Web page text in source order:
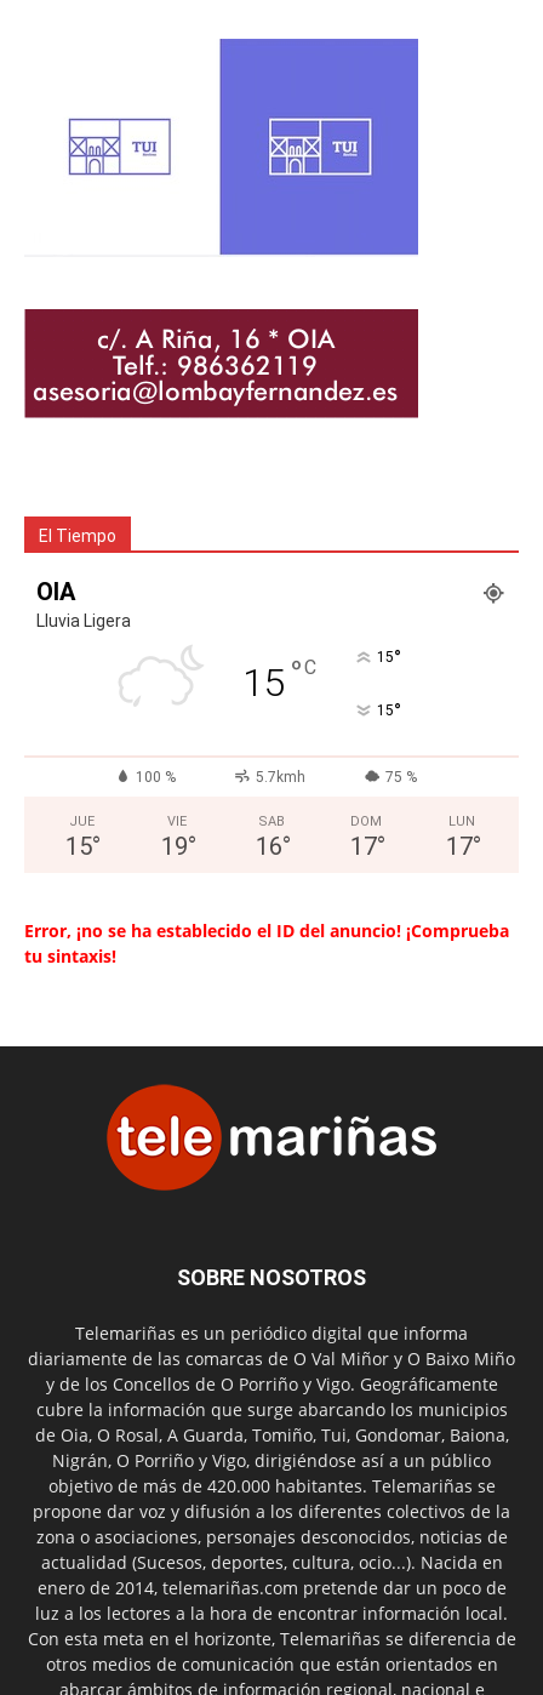
El Tiempo
OIA
Lluvia Ligera
15 °C 15°
15°
100 % 5.7kmh 75 %
JUE
15°
VIE
19°
SAB
16°
DOM
17°
LUN
17°
Error, ¡no se ha establecido el ID del anuncio! ¡Comprueba
tu sintaxis!
SOBRE NOSOTROS
Telemariñas es un periódico digital que informa
diariamente de las comarcas de O Val Miñor y O Baixo Miño
y de los Concellos de O Porriño y Vigo. Geográficamente
cubre la información que surge abarcando los municipios
de Oia, O Rosal, A Guarda, Tomiño, Tui, Gondomar, Baiona,
Nigrán, O Porriño y Vigo, dirigiéndose así a un público
objetivo de más de 420.000 habitantes. Telemariñas se
propone dar voz y difusión a los diferentes colectivos de la
zona o asociaciones, personajes desconocidos, noticias de
actualidad (Sucesos, deportes, cultura, ocio...). Nacida en
enero de 2014, telemariñas.com pretende dar un poco de
luz a los lectores a la hora de encontrar información local.
Con esta meta en el horizonte, Telemariñas se diferencia de
otros medios de comunicación que están orientados en
abarcar ámbitos de información regional, nacional e